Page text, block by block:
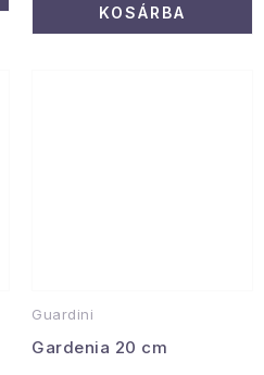
KOSÁRBA
Guardini
Gardenia 20 cm